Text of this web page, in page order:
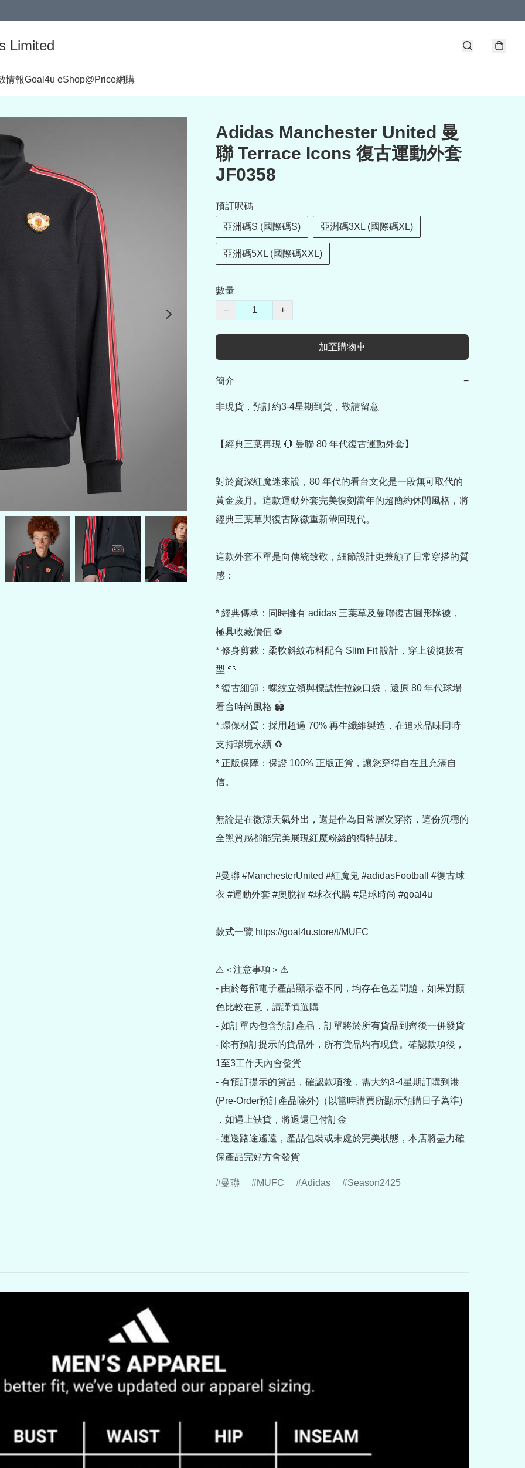
Limited
情報Goal4u eShop@Price網購
Adidas Manchester United 曼
聯 Terrace Icons 復古運動外套
JF0358
預訂呎碼
亞洲碼S (國際碼S) 亞洲碼3XL (國際碼XL)
亞洲碼5XL (國際碼XXL)
數量
−
+
加至購物車
簡介 −
非現貨，預訂約3-4星期到貨，敬請留意
【經典三葉再現 🔴 曼聯 80 年代復古運動外套】
對於資深紅魔迷來說，80 年代的看台文化是一段無可取代的
黃金歲月。這款運動外套完美復刻當年的超簡約休閒風格，將
經典三葉草與復古隊徽重新帶回現代。
這款外套不單是向傳統致敬，細節設計更兼顧了日常穿搭的質
感：
* 經典傳承：同時擁有 adidas 三葉草及曼聯復古圓形隊徽，
極具收藏價值 ⚽
* 修身剪裁：柔軟斜紋布料配合 Slim Fit 設計，穿上後挺拔有
型 👕
* 復古細節：螺紋立領與標誌性拉鍊口袋，還原 80 年代球場
看台時尚風格 🏟️
* 環保材質：採用超過 70% 再生纖維製造，在追求品味同時
支持環境永續 ♻️
* 正版保障：保證 100% 正版正貨，讓您穿得自在且充滿自
信。
無論是在微涼天氣外出，還是作為日常層次穿搭，這份沉穩的
全黑質感都能完美展現紅魔粉絲的獨特品味。
#曼聯 #ManchesterUnited #紅魔鬼 #adidasFootball #復古球
衣 #運動外套 #奧脫福 #球衣代購 #足球時尚 #goal4u
款式一覽 https://goal4u.store/t/MUFC
⚠＜注意事項＞⚠
- 由於每部電子產品顯示器不同，均存在色差問題，如果對顏
色比較在意，請謹慎選購
- 如訂單內包含預訂產品，訂單將於所有貨品到齊後一併發貨
- 除有預訂提示的貨品外，所有貨品均有現貨。確認款項後，
1至3工作天內會發貨
- 有預訂提示的貨品，確認款項後，需大約3-4星期訂購到港
(Pre-Order預訂產品除外)（以當時購買所顯示預購日子為準)
，如遇上缺貨，將退還已付訂金
- 運送路途遙遠，產品包裝或未處於完美狀態，本店將盡力確
保產品完好方會發貨
曼聯 MUFC Adidas Season2425